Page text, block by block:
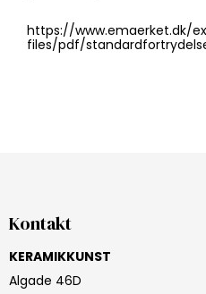
https://www.emaerket.dk/
files/pdf/
Kontakt
KERAMIKKUNST
Algade 46D